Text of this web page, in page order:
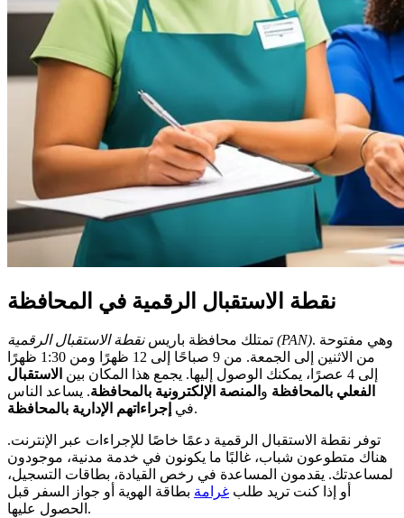
نقطة الاستقبال الرقمية في المحافظة
تمتلك محافظة باريس نقطة الاستقبال الرقمية (PAN). وهي مفتوحة
من الاثنين إلى الجمعة. من 9 صباحًا إلى 12 ظهرًا ومن 1:30 ظهرًا
إلى 4 عصرًا، يمكنك الوصول إليها. يجمع هذا المكان بين
الاستقبال
الفعلي بالمحافظة و المنصة الإلكترونية بالمحافظة. يساعد الناس
في إجراءاتهم الإدارية بالمحافظة .
توفر نقطة الاستقبال الرقمية دعمًا خاصًا للإجراءات عبر الإنترنت.
هناك متطوعون شباب، غالبًا ما يكونون في خدمة مدنية، موجودون
لمساعدتك. يقدمون المساعدة في رخص القيادة، بطاقات التسجيل،
أو إذا كنت تريد طلب غرامة بطاقة الهوية أو جواز السفر قبل
الحصول عليها.